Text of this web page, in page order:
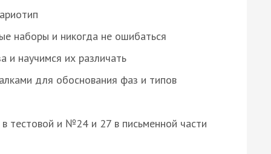
наборы и никогда не ошибаться
и научимся их различать
для обоснования фаз и типов
тестовой и №24 и 27 в письменной части